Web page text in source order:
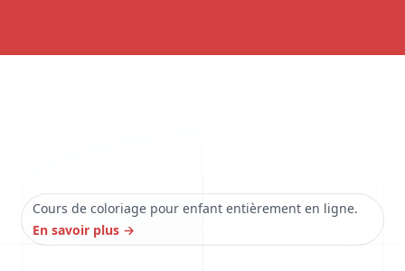
Cours de coloriage pour enfant entièrement en ligne.
En savoir plus →